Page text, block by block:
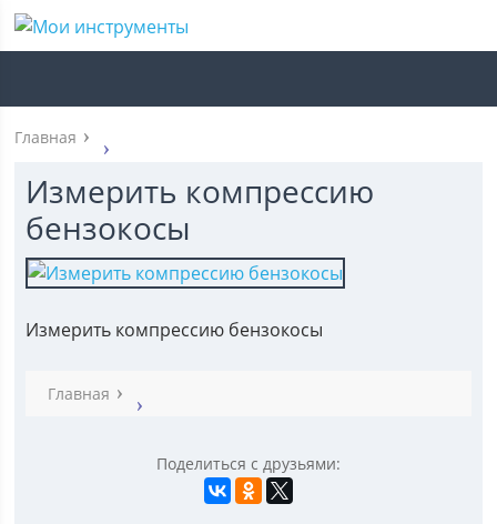
Главная
Измерить компрессию
бензокосы
Измерить компрессию бензокосы
Главная
Поделиться с друзьями: